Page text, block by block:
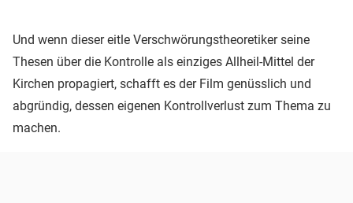
Und wenn dieser eitle Verschwörungstheoretiker seine
Thesen über die Kontrolle als einziges Allheil-Mittel der
Kirchen propagiert, schafft es der Film genüsslich und
abgründig, dessen eigenen Kontrollverlust zum Thema zu
machen.